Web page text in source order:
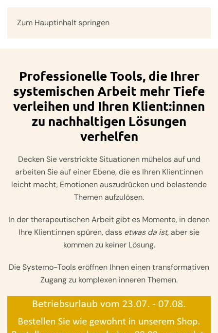
Zum Hauptinhalt springen
Professionelle Tools, die Ihrer
systemischen Arbeit mehr Tiefe
verleihen und Ihren Klient:innen
zu nachhaltigen Lösungen
verhelfen
Decken Sie verstrickte Situationen mühelos auf und
arbeiten Sie auf einer Ebene, die es Ihren Klient:innen
leicht macht, Emotionen auszudrücken und belastende
Themen aufzulösen.
In der therapeutischen Arbeit gibt es Momente, in denen
Ihre Klient:innen spüren, dass etwas da ist, aber sie
kommen zu keiner Lösung.
Die Systemo-Tools eröffnen Ihnen einen transformativen
Zugang zu komplexen inneren Themen.